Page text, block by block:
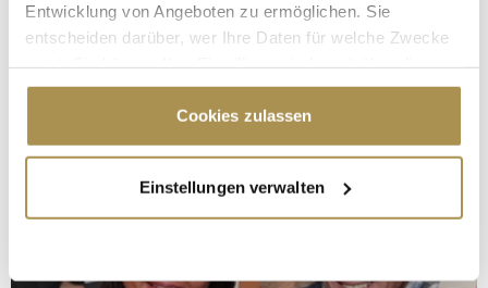
Entwicklung von Angeboten zu ermöglichen. Sie
entscheiden darüber, wer Ihre Daten für welche Zwecke
Cookie-Erklärung oder durch Klicken auf das Privacy
Trigger Symbol ändern oder widerrufen
Informationen über Ihre geografische Lage
erfassen, welche bis auf einige Meter genau sein
Cookies zulassen
Einstellungen verwalten